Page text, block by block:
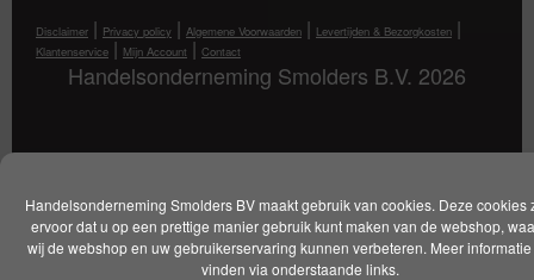
Handelsonderneming Smolders BV maakt gebruik van cookies. Deze cookies
ervoor dat u op een prettige manier gebruik kunt maken van de webshop,
wij de webshop en uw gebruikerservaring kunnen verbeteren. Meer
vinden via onderstaande links.
Disclaimer | Privacy policy | Algemene Voorwaarden | Levertijden & Bezorgkosten |
Klantenservice | Mijn Account | Contact
Handelsonderneming Smolders B.V. 2026